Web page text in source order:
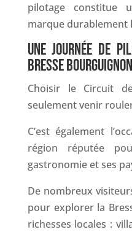
pilotage constitue
marque durablement
UNE JOURNÉE DE
BRESSE
Choisir le Circuit
seulement venir
C’est également
région réputée
gastronomie et ses
De nombreux
pour explorer la
richesses locales :